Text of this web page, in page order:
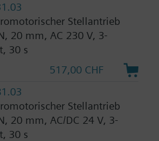
Stellantrieb
20 mm, AC 230 V, 3-
30 s
517,00 CHF
Stellantrieb
20 mm, AC/DC 24 V, 3-
30 s